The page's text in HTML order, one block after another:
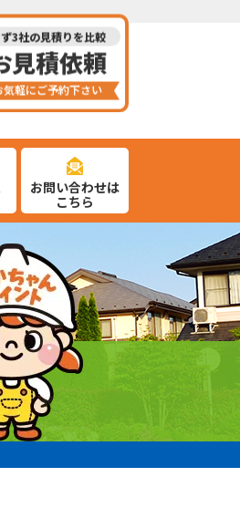
ず3社の見積りを比較
見積依頼
気軽にご予約下さい
お問い合わせは
こちら